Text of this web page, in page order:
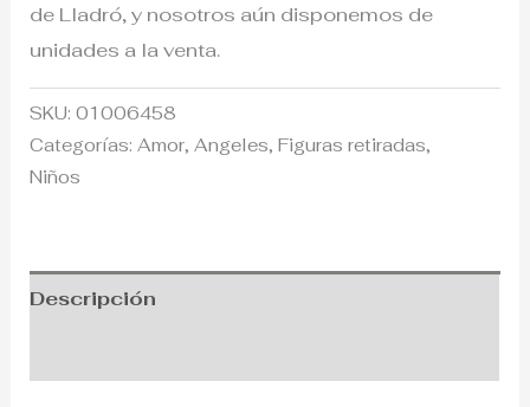
de Lladró, y nosotros aún disponemos de
unidades a la venta.
SKU:01006458
Categorías:Amor,Angeles,Figuras retiradas,
Niños
Descripción